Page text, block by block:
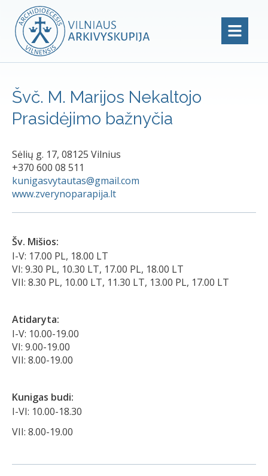
Švč. M. Marijos Nekaltojo
Prasidėjimo bažnyčia
Sėlių g. 17, 08125 Vilnius
+370 600 08 511
kunigasvytautas@gmail.com
www.zverynoparapija.lt
Šv. Mišios:
I-V: 17.00 PL, 18.00 LT
VI: 9.30 PL, 10.30 LT, 17.00 PL, 18.00 LT
VII: 8.30 PL, 10.00 LT, 11.30 LT, 13.00 PL, 17.00 LT
Atidaryta:
I-V: 10.00-19.00
VI: 9.00-19.00
VII: 8.00-19.00
Kunigas budi:
I-VI: 10.00-18.30
VII: 8.00-19.00